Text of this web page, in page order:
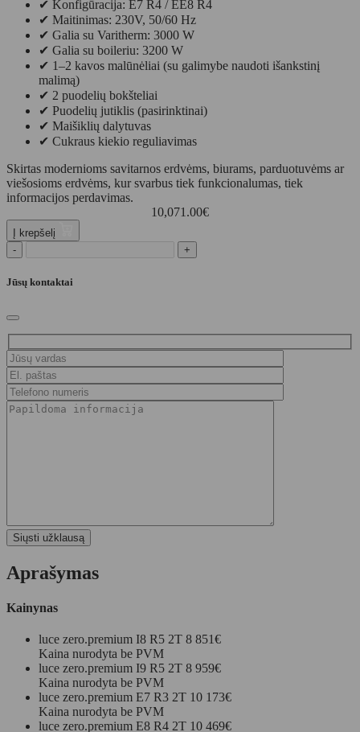
✔ Konfigūracija: E7 R4 / EE8 R4
✔ Maitinimas: 230V, 50/60 Hz
✔ Galia su Varitherm: 3000 W
✔ Galia su boileriu: 3200 W
✔ 1–2 kavos malūnėliai (su galimybe naudoti išankstinį
malimą)
✔ 2 puodelių bokšteliai
✔ Puodelių jutiklis (pasirinktinai)
✔ Maišiklių dalytuvas
✔ Cukraus kiekio reguliavimas
Skirtas modernioms savitarnos erdvėms, biurams, parduotuvėms ar
viešosioms erdvėms, kur svarbus tiek funkcionalumas, tiek
informacijos perdavimas.
10,071.00€
Į krepšelį
-
+
Jūsų kontaktai
Aprašymas
Kainynas
luce zero.premium I8 R5 2T 8 851€
Kaina nurodyta be PVM
luce zero.premium I9 R5 2T 8 959€
Kaina nurodyta be PVM
luce zero.premium E7 R3 2T 10 173€
Kaina nurodyta be PVM
luce zero.premium E8 R4 2T 10 469€